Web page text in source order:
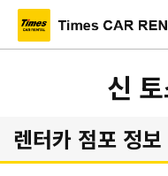
신
렌터카 점포 정보